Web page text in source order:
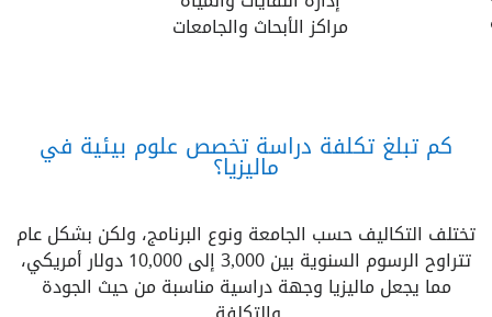
مراكز الأبحاث والجامعات
كم تبلغ تكلفة دراسة تخصص علوم بيئية في
ماليزيا؟
تختلف التكاليف حسب الجامعة ونوع البرنامج، ولكن بشكل عام
تتراوح الرسوم السنوية بين 3,000 إلى 10,000 دولار أمريكي،
مما يجعل ماليزيا وجهة دراسية مناسبة من حيث الجودة